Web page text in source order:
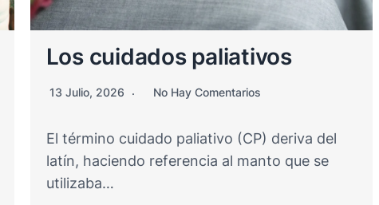
Los cuidados paliativos
13 Julio, 2026 No Hay Comentarios
El término cuidado paliativo (CP) deriva del
latín, haciendo referencia al manto que se
utilizaba…